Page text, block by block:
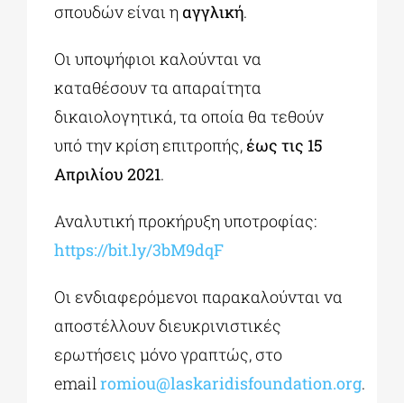
σπουδών είναι η αγγλική.
Οι υποψήφιοι καλούνται να
καταθέσουν τα απαραίτητα
δικαιολογητικά, τα οποία θα τεθούν
υπό την κρίση επιτροπής, έως τις 15
Απριλίου 2021.
Αναλυτική προκήρυξη υποτροφίας:
https://bit.ly/3bM9dqF
Οι ενδιαφερόμενοι παρακαλούνται να
αποστέλλουν διευκρινιστικές
ερωτήσεις μόνο γραπτώς, στο
emailromiou@laskaridisfoundation.org.